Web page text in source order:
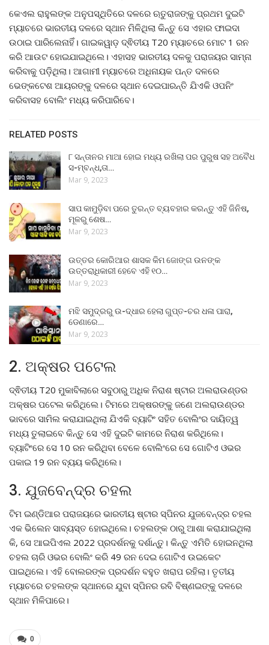
କେଏଲ ରାହୁଲଙ୍କ ଅନୁପସ୍ଥିତିରେ ଦଳରେ ଋତୁରାଜଙ୍କୁ ପ୍ରଥମ ଦୁଇଟି
ମ୍ୟାଚରେ ଭାରତୀୟ ଦଳରେ ସ୍ଥାନ ମିଳିଥିଲା କିନ୍ତୁ ସେ ଏହାର ଫାଇଦା
ଉଠାଇ ପାରିଲେନାହିଁ। ଗାଇକୱାଡ଼ ଦ୍ଵିତୀୟ T20 ମ୍ୟାଚରେ ମୋଟ 1 ରନ
କରି ଆଉଟ ହୋଇଯାଇଥିଲେ। ଏହାସହ ଭାରତୀୟ ଦଳକୁ ପରାଜୟର ସାମ୍ନା
କରିବାକୁ ପଡ଼ିଥିଲା। ଆଗାମୀ ମ୍ୟାଚରେ ଅଧିନାୟକ ପନ୍ତ ଦଳରେ
ଭେଙ୍କଟେଶ ଆୟରଙ୍କୁ ଦଳରେ ସ୍ଥାନ ଦେଇପାରନ୍ତି ଯିଏକି ଓପନିଂ
କରିବାସହ ବୋଲିଂ ମଧ୍ୟ କରିପାରିବେ।
RELATED POSTS
୮ ସନ୍ତାନର ମାଆ ହୋଇ ମଧ୍ୟ ରଖିଲା ପର ପୁରୁଷ ସହ ଅବୈଧ
ସ-ମ୍ବନ୍ଧ,ତା…
Mar 9, 2023
ସାପ କାମୁଡ଼ିବା ପରେ ତୁରନ୍ତ ବ୍ୟବହାର କରନ୍ତୁ ଏହି ଜିନିଷ,
ମୂଳରୁ ଶେଷ…
Mar 9, 2023
ଉତ୍ତର କୋରିଆର ଶାସକ କିମ ଜୋଙ୍ଗ ଉନଙ୍କ
ଉତ୍ତରାଧିକାରୀ ହେବେ ଏହି ୧୦…
Mar 9, 2023
ମଝି ସମୁଦ୍ରରୁ ଉ-ଦ୍ଧାର ହେଲା ଗୁପ୍ତ-ଚର ଧଳା ପାରା,
ଡେଣାରେ…
Mar 9, 2023
2. ଅକ୍ଷର ପଟେଲ
ଦ୍ଵିତୀୟ T20 ମୁକାବିଲାରେ ସବୁଠାରୁ ଅଧିକ ନିରାଶ ଷ୍ଟାର ଅଲରାଉଣ୍ଡର
ଅକ୍ଷର ପଟେଲ କରିଥିଲେ। ଟିମରେ ଅକ୍ଷରଙ୍କୁ ଜଣେ ଅଲରାଉଣ୍ଡର
ଭାବରେ ସାମିଲ କରାଯାଇଥିଲା ଯିଏକି ବ୍ୟାଟିଂ ସହିତ ବୋଲିଂର ଦାୟିତ୍ୱ
ମଧ୍ୟ ତୁଲାଇବେ କିନ୍ତୁ ସେ ଏହି ଦୁଇଟି କାମରେ ନିରାଶ କରିଥିଲେ।
ବ୍ୟାଟିଂରେ ସେ 10 ରନ କରିଥିବା ବେଳେ ବୋଲିଂରେ ସେ ଗୋଟିଏ ଓଭର
ପକାଇ 19 ରନ ବ୍ୟୟ କରିଥିଲେ।
3. ଯୁଜବେନ୍ଦ୍ର ଚହଲ
ଟିମ ଇଣ୍ଡିଆର ପରାଜୟରେ ଭାରତୀୟ ଷ୍ଟାର ସ୍ପିନର ଯୁଜବେନ୍ଦ୍ର ଚହଲ
ଏକ ଭିଲେନ ସାବ୍ୟସ୍ତ ହୋଇଥିଲେ। ଚହଲଙ୍କ ଠାରୁ ଆଶା କରାଯାଇଥିଲା
କି, ସେ ଆଇପିଏଲ 2022 ପ୍ରଦର୍ଶନକୁ ଦର୍ଶାନ୍ତୁ। କିନ୍ତୁ ଏମିତି ହୋଇନଥିଲା
ଚହଲ ଚାରି ଓଭର ବୋଲିଂ କରି 49 ରନ ଦେଇ ଗୋଟିଏ ଉଇକେଟ
ପାଇଥିଲେ। ଏହି ବୋଲରଙ୍କ ପ୍ରଦର୍ଶନ ବହୁତ ଖରାପ ରହିଲା। ତୃତୀୟ
ମ୍ୟାଚରେ ଚହଲଙ୍କ ସ୍ଥାନରେ ଯୁବା ସ୍ପିନର ରବି ବିଷ୍ଣଇଙ୍କୁ ଦଳରେ
ସ୍ଥାନ ମିଳିପାରେ।
0